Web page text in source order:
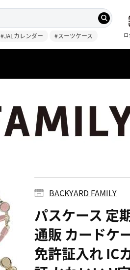
#JALカレンダー #スーツケース ロ
BACKYARD FAMILY
パスケース 定
通販 カードケ
免許証入れ IC